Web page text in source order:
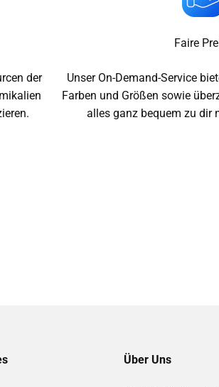
der
Faire
Unser On-Demand-Service
Farben und Größen sowie
alles ganz bequem zu dir
Über Uns